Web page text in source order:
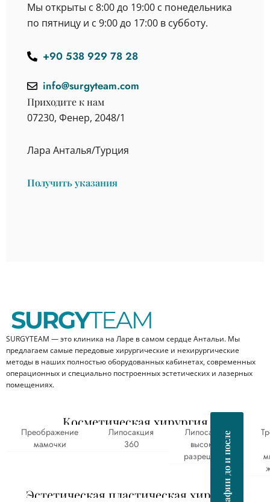
Мы открыты с 8:00 до 19:00 с понедельника
по пятницу и с 9:00 до 17:00 в субботу.
+90 538 929 78 28
info@surgyteam.com
Приходите к нам
07230, Фенер, 2048/1
Лара Анталья/Турция
Получить указания
SURGYTEAM — это клиника на Ларе в самом сердце Антальи. Мы
предлагаем самые передовые хирургические и нехирургические
методы в наших полностью оборудованных кабинетах, современных
операционных и специально построенных эстетических и лазерных
помещениях.
Косметическая хирургия
Преображение
мамочки
Липосакция
360
Липосакция
высокого
разрешения
Эстетическая пластическая хирургия